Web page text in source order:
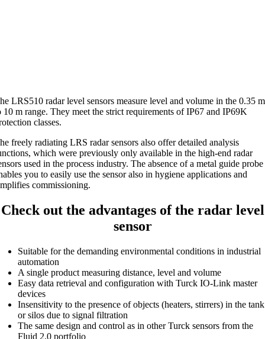
LRS510 radar level sensors measure level and volume in the 0.35 m
10 m range. They meet the strict requirements of IP67 and IP69K
classes.
freely radiating LRS radar sensors also offer detailed analysis
which were previously only available in the high-end radar
used in the process industry. The absence of a metal guide probe
you to easily use the sensor also in hygiene applications and
commissioning.
Check out the advantages of the radar level
sensor
Suitable for the demanding environmental conditions in industrial
automation
A single product measuring distance, level and volume
Easy data retrieval and configuration with Turck IO-Link master
devices
Insensitivity to the presence of objects (heaters, stirrers) in the tank
or silos due to signal filtration
The same design and control as in other Turck sensors from the
Fluid 2.0 portfolio